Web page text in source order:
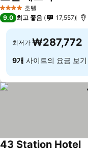
4 성급 호텔
9.0 최고 좋음 17,557
최저가 ₩287,772
9개 사이트의 요금 보기
43 Station Hotel